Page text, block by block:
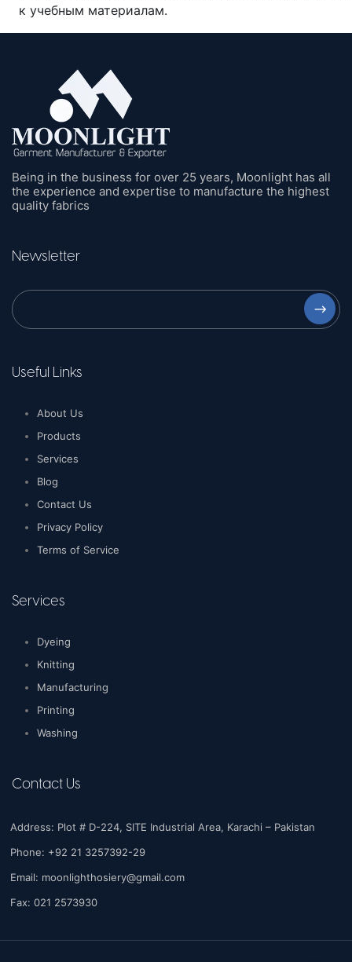
к учебным материалам.
Being in the business for over 25 years, Moonlight has all
the experience and expertise to manufacture the highest
quality fabrics
Newsletter
⟶
Useful Links
About Us
Products
Services
Blog
Contact Us
Privacy Policy
Terms of Service
Services
Dyeing
Knitting
Manufacturing
Printing
Washing
Contact Us
Address: Plot # D-224, SITE Industrial Area, Karachi – Pakistan
Phone: +92 21 3257392-29
Email: moonlighthosiery@gmail.com
Fax: 021 2573930